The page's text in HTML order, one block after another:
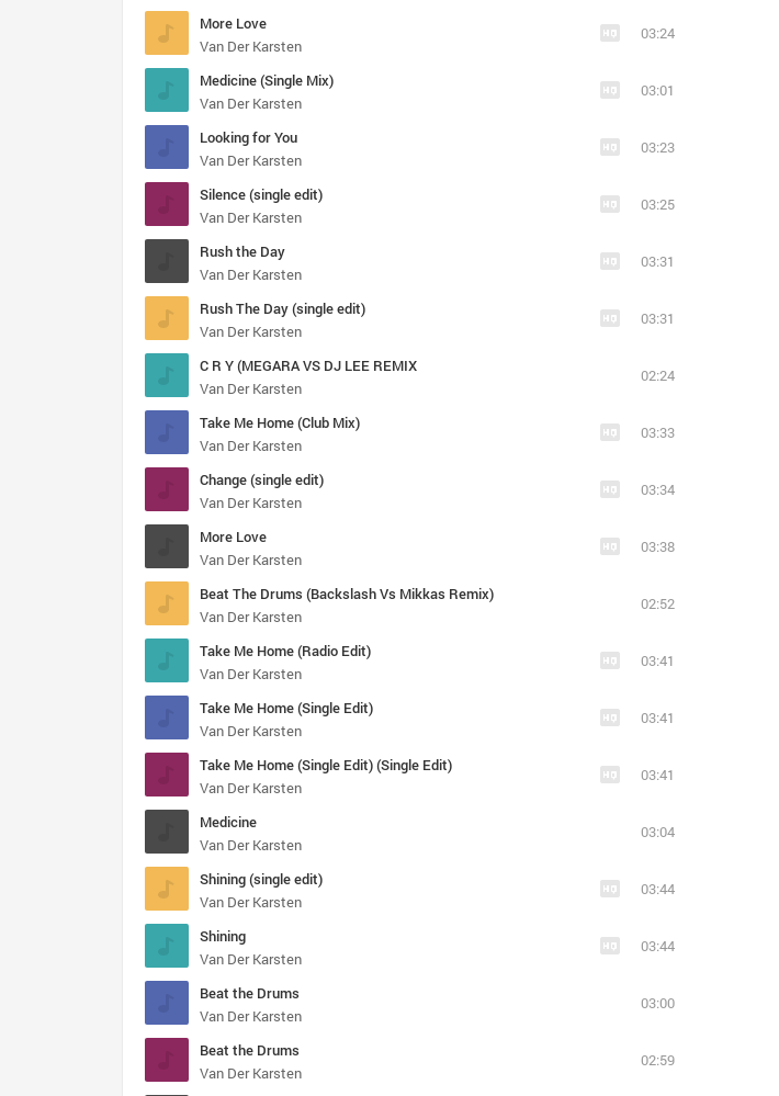
More Love
Van Der Karsten
03:24
Medicine (Single Mix)
Van Der Karsten
03:01
Looking for You
Van Der Karsten
03:23
Silence (single edit)
Van Der Karsten
03:25
Rush the Day
Van Der Karsten
03:31
Rush The Day (single edit)
Van Der Karsten
03:31
C R Y (MEGARA VS DJ LEE REMIX
Van Der Karsten
02:24
Take Me Home (Club Mix)
Van Der Karsten
03:33
Change (single edit)
Van Der Karsten
03:34
More Love
Van Der Karsten
03:38
Beat The Drums (Backslash Vs Mikkas Remix)
Van Der Karsten
02:52
Take Me Home (Radio Edit)
Van Der Karsten
03:41
Take Me Home (Single Edit)
Van Der Karsten
03:41
Take Me Home (Single Edit) (Single Edit)
Van Der Karsten
03:41
Medicine
Van Der Karsten
03:04
Shining (single edit)
Van Der Karsten
03:44
Shining
Van Der Karsten
03:44
Beat the Drums
Van Der Karsten
03:00
Beat the Drums
Van Der Karsten
02:59